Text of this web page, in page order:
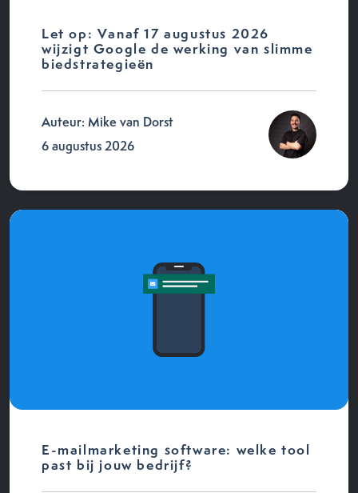
Let op: Vanaf 17 augustus 2026
wijzigt Google de werking van slimme
biedstrategieën
Auteur: Mike van Dorst
6 augustus 2026
E-mailmarketing software: welke tool
past bij jouw bedrijf?